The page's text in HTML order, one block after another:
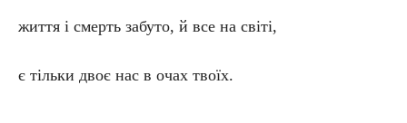
життя і смерть забуто, й все на світі,
є тільки двоє нас в очах твоїх.